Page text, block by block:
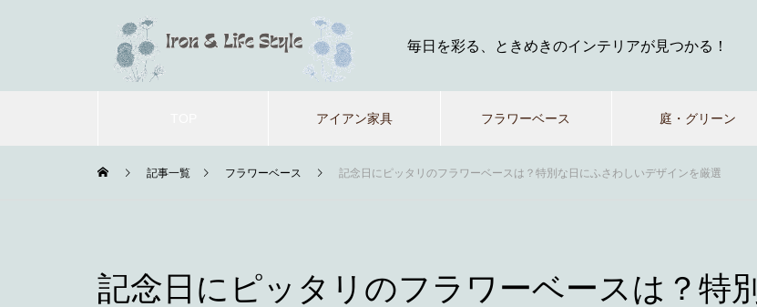
毎日を彩る、ときめきのインテリアが見つかる！
アイアン家具 フラワーベース 庭・グリーン
記事一覧 フラワーベース 記念日にピッタリのフラワーベースは？特別な日にふさわしいデザインを厳選
記念日にピッタリのフラワーベースは？特別